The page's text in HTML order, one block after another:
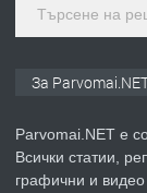
За
Parvomai.NET е
Всички статии,
графични и